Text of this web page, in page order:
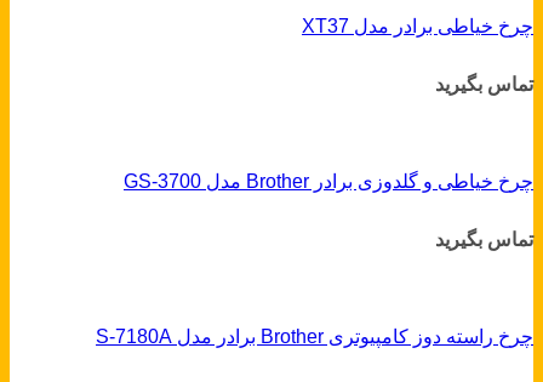
چرخ خیاطی برادر مدل XT37
تماس بگیرید
چرخ خیاطی و گلدوزی برادر Brother مدل GS-3700
تماس بگیرید
چرخ راسته دوز کامپیوتری Brother برادر مدل S-7180A